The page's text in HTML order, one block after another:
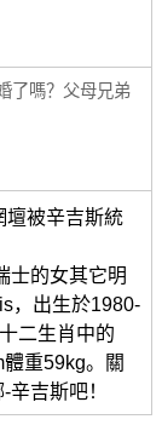
了嗎？父母兄弟
壇被辛吉斯統
士的女其它明
，出生於1980-
二生肖中的
重59kg。關
吉斯吧！